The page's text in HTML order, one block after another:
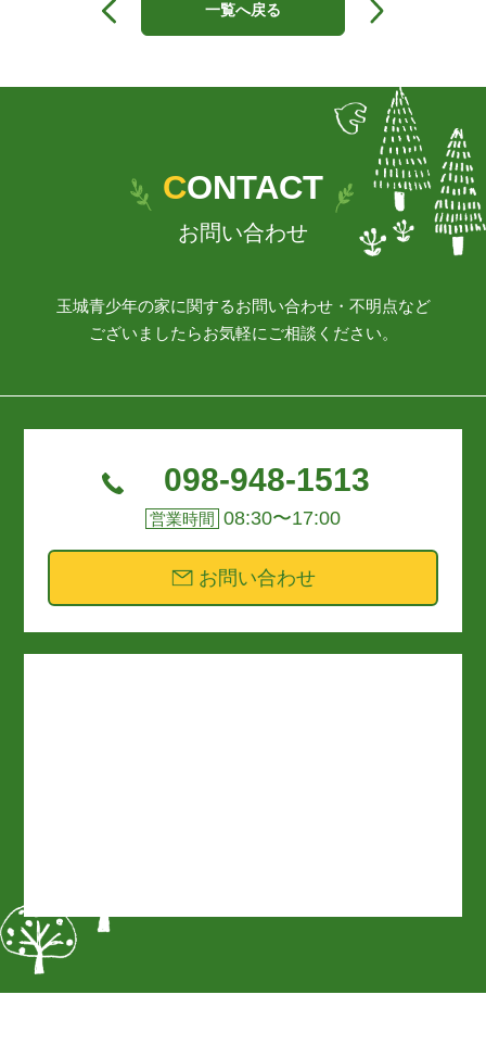
シ
一覧へ戻る
CONTACT
お問い合わせ
玉城青少年の家に関するお問い合わせ・不明点など
ございましたらお気軽にご相談ください。
098-948-1513
営業時間 08:30〜17:00
お問い合わせ